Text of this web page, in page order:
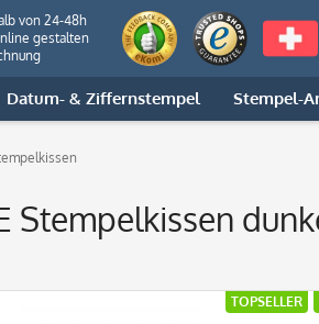
von 24-48h
gestalten
Datum- & Ziffernstempel Stempel-
Stempelkissen
TOPSELLER